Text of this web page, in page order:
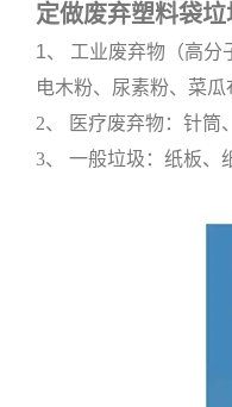
定做废弃塑料袋
1、 工业废弃物（高分
电木粉、尿素粉、菜瓜
2、 医疗废弃物：针筒
3、 一般垃圾：纸板、